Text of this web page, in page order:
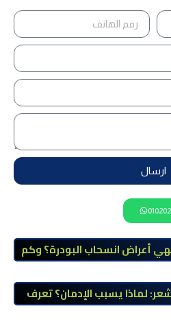
ارسال
أعراض انسحاب البودرة؟ وكم
لماذا يسبب الإدمان؟ تعرف